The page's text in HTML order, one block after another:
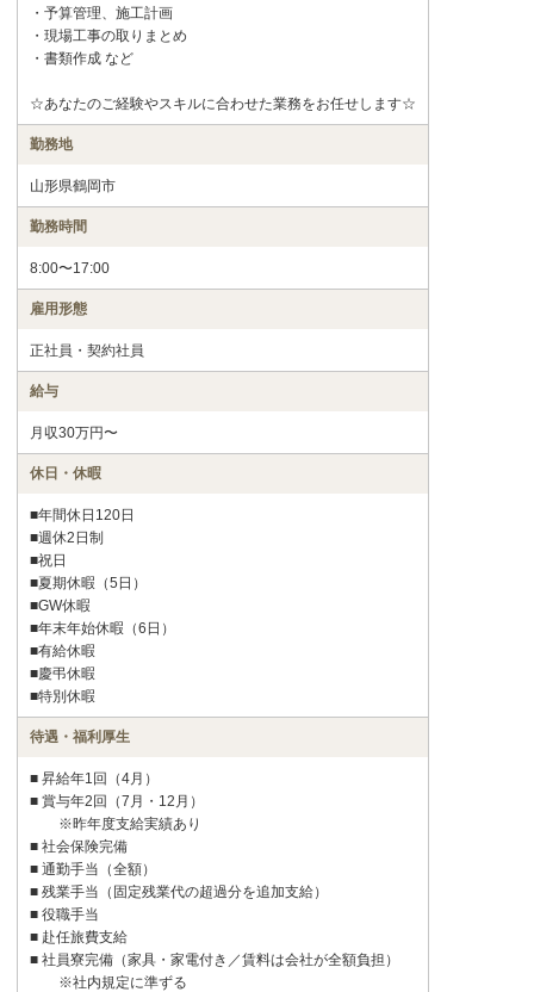
・予算管理、施工計画
・現場工事の取りまとめ
・書類作成 など
☆あなたのご経験やスキルに合わせた業務をお任せします☆
勤務地
山形県鶴岡市
勤務時間
8:00〜17:00
雇用形態
正社員・契約社員
給与
月収30万円〜
休日・休暇
■年間休日120日
■週休2日制
■祝日
■夏期休暇（5日）
■GW休暇
■年末年始休暇（6日）
■有給休暇
■慶弔休暇
■特別休暇
待遇・福利厚生
■ 昇給年1回（4月）
■ 賞与年2回（7月・12月）
※昨年度支給実績あり
■ 社会保険完備
■ 通勤手当（全額）
■ 残業手当（固定残業代の超過分を追加支給）
■ 役職手当
■ 赴任旅費支給
■ 社員寮完備（家具・家電付き／賃料は会社が全額負担）
※社内規定に準ずる